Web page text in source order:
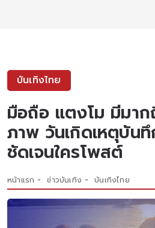
บันเทิงไทย
มือถือ แตงโม มีมาก
ภาพ วันเกิดเหตุบัน
ชัดเจนใครโพสต์
หน้าแรก ข่าวบันเทิง บันเทิงไทย